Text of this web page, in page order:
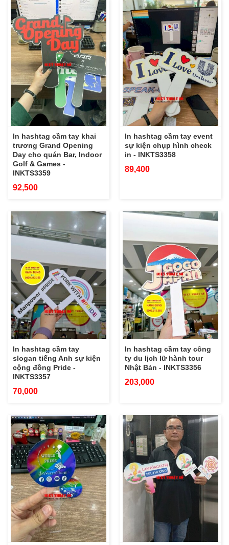
In hashtag cầm tay khai
trương Grand Opening
Day cho quán Bar, Indoor
Golf & Games -
INKTS3359
92,500
In hashtag cầm tay event
sự kiện chụp hình check
in - INKTS3358
89,400
In hashtag cầm tay
slogan tiếng Anh sự kiện
cộng đồng Pride -
INKTS3357
70,000
In hashtag cầm tay công
ty du lịch lữ hành tour
Nhật Bản - INKTS3356
203,000